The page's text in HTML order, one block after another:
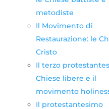
metodiste
Il Movimento di
Restaurazione: le
Cristo
Il terzo
Chiese libere e il
movimento
Il protestantesimo